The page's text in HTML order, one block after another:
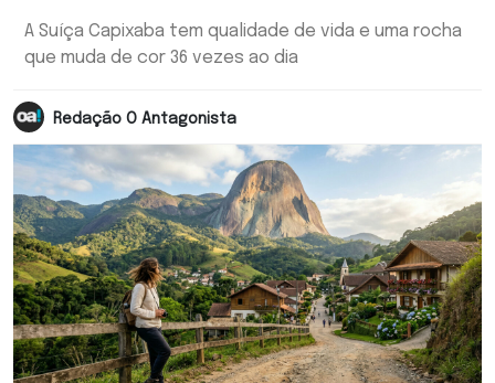
A Suíça Capixaba tem qualidade de vida e uma rocha
que muda de cor 36 vezes ao dia
Redação O Antagonista